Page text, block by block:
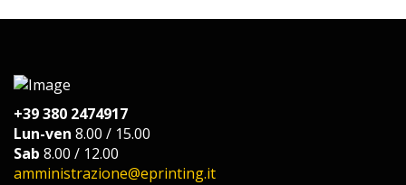
+39 380 2474917
Lun-ven 8.00 / 15.00
Sab 8.00 / 12.00
amministrazione@eprinting.it